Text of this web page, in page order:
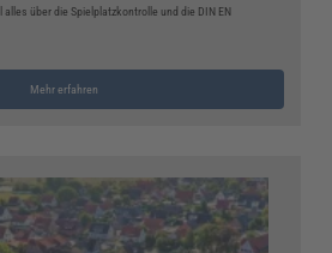
über die Spielplatzkontrolle und die DIN EN
Mehr erfahren